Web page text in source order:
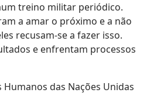
treino militar periódico.
a amar o próximo e a não
recusam-se a fazer isso.
e enfrentam processos
das Nações Unidas